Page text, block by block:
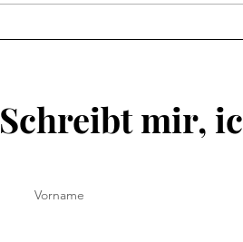
Schreibt mir,
Vorname